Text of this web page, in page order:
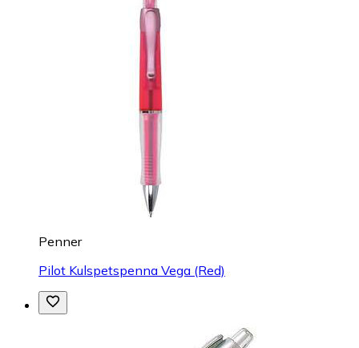
Penner
Pilot Kulspetspenna Vega (Red)